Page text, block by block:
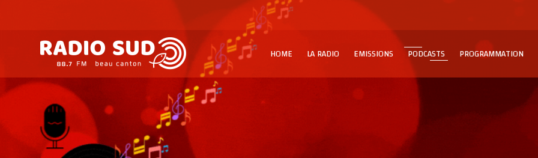
HOME LA RADIO EMISSIONS PODCASTS PROGRAMMATION